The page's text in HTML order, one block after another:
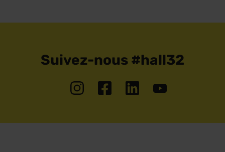
Suivez-nous #hall32